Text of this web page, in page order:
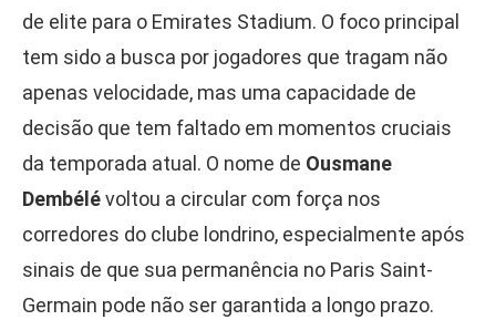
de elite para o Emirates Stadium. O foco principal
tem sido a busca por jogadores que tragam não
apenas velocidade, mas uma capacidade de
decisão que tem faltado em momentos cruciais
da temporada atual. O nome de Ousmane
Dembélévoltou a circular com força nos
corredores do clube londrino, especialmente após
sinais de que sua permanência no Paris Saint-
Germain pode não ser garantida a longo prazo.